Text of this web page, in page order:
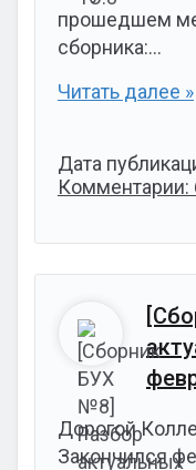
прошедшем
сборника:…
Читать далее »
Дата
Комментарии:
Дорогой
Закончился